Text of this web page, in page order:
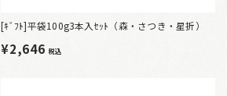
[ｷﾞﾌﾄ]平袋100g3本入ｾｯﾄ（森・さつき・星折）
¥2,646税込